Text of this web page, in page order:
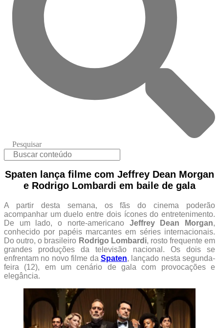
Pesquisar
Spaten lança filme com Jeffrey Dean Morgan
e Rodrigo Lombardi em baile de gala
A partir desta semana, os fãs do cinema poderão
acompanhar um duelo entre dois ícones do entretenimento.
De um lado, o norte-americano Jeffrey Dean Morgan,
conhecido por papéis marcantes em séries internacionais.
Do outro, o brasileiro Rodrigo Lombardi, rosto frequente em
grandes produções da televisão nacional. Os dois se
enfrentam no novo filme da Spaten, lançado nesta segunda-
feira (12), em um cenário de gala com provocações e
elegância.